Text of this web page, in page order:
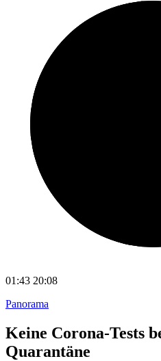
01:43 20:08
Panorama
Keine Corona-Tests
Quarantäne